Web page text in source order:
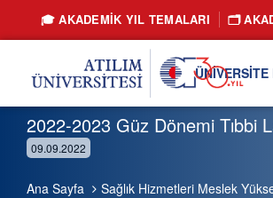
🎓 AKADEMİK YIL TEMALARI 🗂️
2022-2023 Güz Dönemi Tıbbi
09.09.2022
Ana Sayfa Sağlık Hizmetleri Meslek